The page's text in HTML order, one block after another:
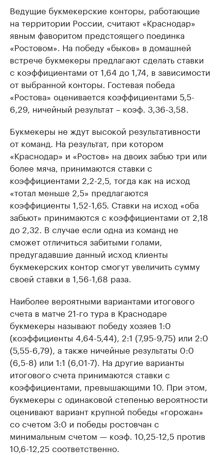
Ведущие букмекерские конторы, работающие
на территории России, считают «Краснодар»
явным фаворитом предстоящего поединка
«Ростовом». На победу «быков» в домашней
встрече букмекеры предлагают сделать ставки
с коэффициентами от 1,64 до 1,74, в зависимости
от выбранной конторы. Гостевая победа
«Ростова» оценивается коэффициентами 5,5-
6,29, ничейный результат – коэф. 3,36-3,58.
Букмекеры не ждут высокой результативности
от команд. На результат, при котором
«Краснодар» и «Ростов» на двоих забью три или
более мяча, принимаются ставки с
коэффициентами 2,2-2,5, тогда как на исход
«тотал меньше 2,5» предлагаются
коэффициенты 1,52-1,65. Ставки на исход «оба
забьют» принимаются с коэффициентами от 2,18
до 2,32. В случае если одна из команд не
сможет отличиться забитыми голами,
предугадавшие данный исход клиенты
букмекерских контор смогут увеличить сумму
своей ставки в 1,56-1,68 раза.
Наиболее вероятными вариантами итогового
счета в матче 21-го тура в Краснодаре
букмекеры называют победу хозяев 1:0
(коэффициенты 4,64-5,44), 2:1 (7,95-9,75) или 2:0
(5,55-6,79), а также ничейные результаты 0:0
(6,5-8) или 1:1 (6,01-7). На другие варианты
итогового счета принимаются ставки с
коэффициентами, превышающими 10. При этом,
букмекеры с одинаковой степенью вероятности
оценивают вариант крупной победы «горожан»
со счетом 3:0 и победы ростовчан с
минимальным счетом —​ коэф. 10,25-12,5 против
10,6-12,25 соответственно.